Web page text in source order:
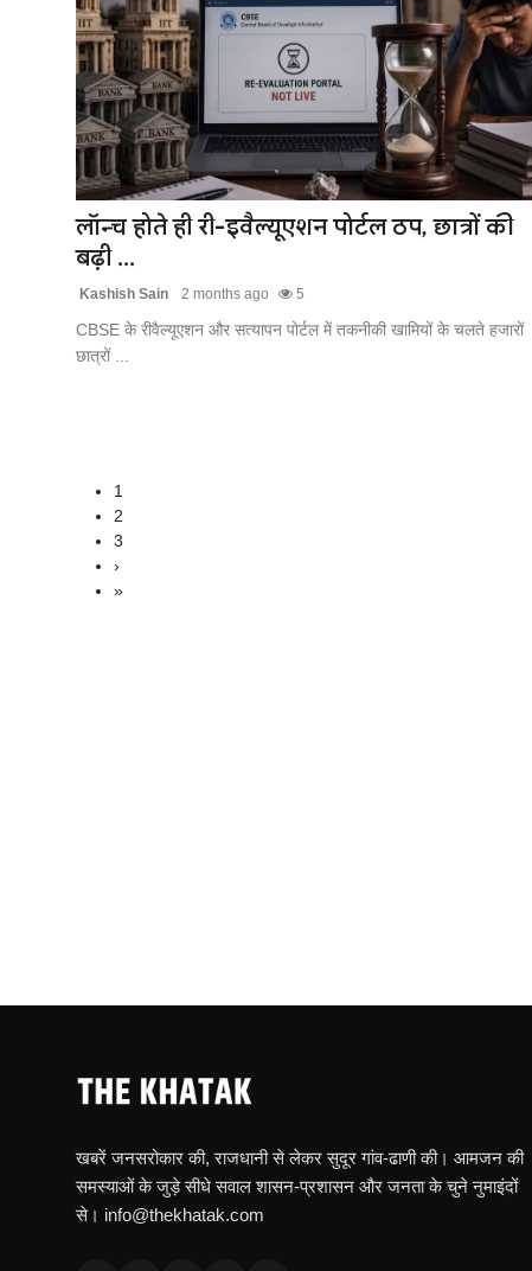
लॉन्च होते ही री-इवैल्यूएशन पोर्टल ठप, छात्रों की
बढ़ी ...
Kashish Sain 2 months ago 5
CBSE के रीवैल्यूएशन और सत्यापन पोर्टल में तकनीकी खामियों के चलते हजारों
छात्रों ...
1
2
3
›
»
खबरें जनसरोकार की, राजधानी से लेकर सुदूर गांव-ढाणी की। आमजन की
समस्याओं के जुड़े सीधे सवाल शासन-प्रशासन और जनता के चुने नुमाइंदों
से। info@thekhatak.com